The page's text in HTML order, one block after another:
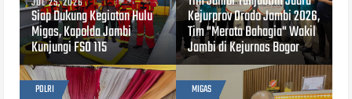
Siap Dukung Kegiatan Hulu
Migas, Kapolda Jambi
Kunjungi FSO 115
Kejurprov Orado Jambi 2026,
Tim "Merata Bahagia" Wakil
Jambi di Kejurnas Bogor
POLRI MIGAS